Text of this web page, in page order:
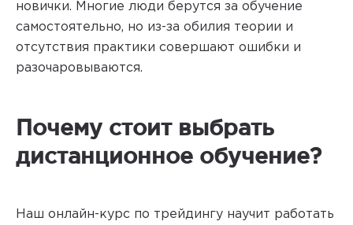
новички. Многие люди берутся за обучение
самостоятельно, но из-за обилия теории и
отсутствия практики совершают ошибки и
разочаровываются.
Почему стоит выбрать
дистанционное обучение?
Наш онлайн-курс по трейдингу научит работать